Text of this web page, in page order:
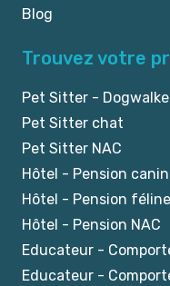
Blog
Trouvez votre
Pet Sitter -
Pet Sitter chat
Pet Sitter NAC
Hôtel - Pension
Hôtel - Pension féline
Hôtel - Pension NAC
Educateur -
Educateur -